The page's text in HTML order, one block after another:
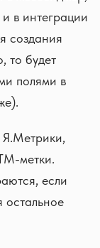
в интеграции
создания
то будет
полями в
метки.
если
остальное